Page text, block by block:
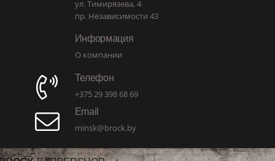
ул. Тимирязева, 4
пр. Независимости 43
Информация
О компании
Телефон
+375 29 398 68 69
Email
minsk@brock.by